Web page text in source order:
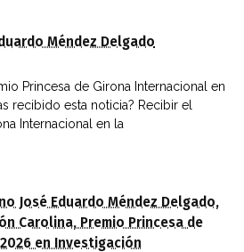
Méndez Delgado
Princesa de Girona Internacional en
recibido esta noticia? Recibir el
Internacional en la
José Eduardo Méndez Delgado,
Carolina, Premio Princesa de
en Investigación